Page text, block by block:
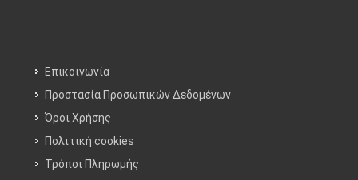
Επικοινωνία
Προστασία Προσωπικών Δεδομένων
Όροι Χρήσης
Πολιτική cookies
Τρόποι Πληρωμής